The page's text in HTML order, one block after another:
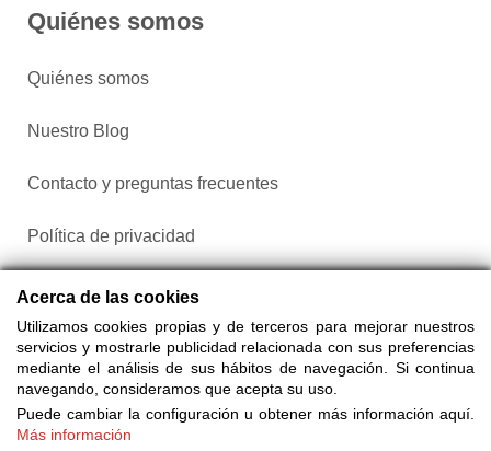
Quiénes somos
Quiénes somos
Nuestro Blog
Contacto y preguntas frecuentes
Política de privacidad
Configurar cookies
Acerca de las cookies
Utilizamos cookies propias y de terceros para mejorar nuestros
servicios y mostrarle publicidad relacionada con sus preferencias
mediante el análisis de sus hábitos de navegación. Si continua
navegando, consideramos que acepta su uso.
Puede cambiar la configuración u obtener más información aquí.
Más información